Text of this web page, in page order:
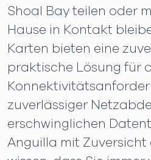
Shoal Bay teilen oder
Hause in Kontakt
Karten bieten eine
praktische Lösung für
zuverlässiger
erschwinglichen
Anguilla mit Zuversicht